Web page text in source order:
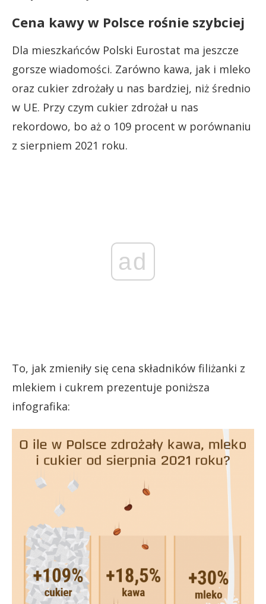
Cena kawy w Polsce rośnie szybciej
Dla mieszkańców Polski Eurostat ma jeszcze
gorsze wiadomości. Zarówno kawa, jak i mleko
oraz cukier zdrożały u nas bardziej, niż średnio
w UE. Przy czym cukier zdrożał u nas
rekordowo, bo aż o 109 procent w porównaniu
z sierpniem 2021 roku.
ad
To, jak zmieniły się cena składników filiżanki z
mlekiem i cukrem prezentuje poniższa
infografika: